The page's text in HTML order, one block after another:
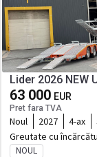
Lider 2026 NEW
63 000 EUR
Pret fara TVA
Noul 2027 4-ax
Greutate cu
NOUL